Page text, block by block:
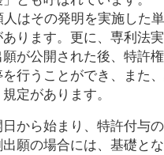
はその発明を実施した
ります。更に、専利法
が公開された後、特許
行うことができ、また
定があります。
から始まり、特許付与
願の場合には、基礎と